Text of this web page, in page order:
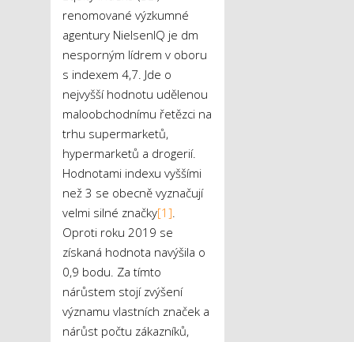
renomované výzkumné
agentury NielsenIQ je dm
nesporným lídrem v oboru
s indexem 4,7. Jde o
nejvyšší hodnotu udělenou
maloobchodnímu řetězci na
trhu supermarketů,
hypermarketů a drogerií.
Hodnotami indexu vyššími
než 3 se obecně vyznačují
velmi silné značky[1].
Oproti roku 2019 se
získaná hodnota navýšila o
0,9 bodu. Za tímto
nárůstem stojí zvýšení
významu vlastních značek a
nárůst počtu zákazníků,